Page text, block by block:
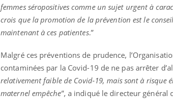
femmes séropositives comme un sujet urgent à
crois que la promotion de la prévention est le
maintenant à ces patientes.”
Malgré ces préventions de prudence,
contaminées par la Covid-19 de ne pas arrêter
relativement faible de Covid-19, mais sont à risque
maternel empêche”, a indiqué le directeur général